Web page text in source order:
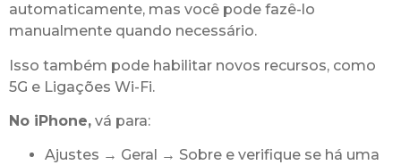
automaticamente, mas você pode fazê-lo
manualmente quando necessário.
Isso também pode habilitar novos recursos, como
5G e Ligações Wi-Fi.
No iPhone, vá para:
Ajustes → Geral → Sobre e verifique se há uma